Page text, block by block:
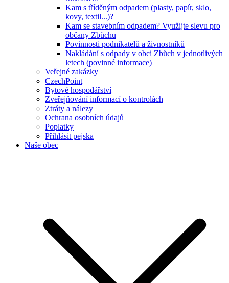
Kam s tříděným odpadem (plasty, papír, sklo,
kovy, textil...)?
Kam se stavebním odpadem? Využijte slevu pro
občany Zbůchu
Povinnosti podnikatelů a živnostníků
Nakládání s odpady v obci Zbůch v jednotlivých
letech (povinné informace)
Veřejné zakázky
CzechPoint
Bytové hospodářství
Zveřejňování informací o kontrolách
Ztráty a nálezy
Ochrana osobních údajů
Poplatky
Přihlásit pejska
Naše obec